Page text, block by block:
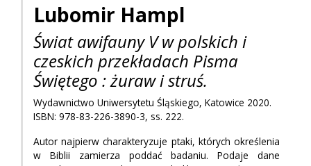
Lubomir Hampl
Świat awifauny V w polskich i
czeskich przekładach Pisma
Świętego : żuraw i struś.
Wydawnictwo Uniwersytetu Śląskiego, Katowice 2020.
ISBN: 978-83-226-3890-3, ss. 222.
Autor najpierw charakteryzuje ptaki, których określenia
w Biblii zamierza poddać badaniu. Podaje dane